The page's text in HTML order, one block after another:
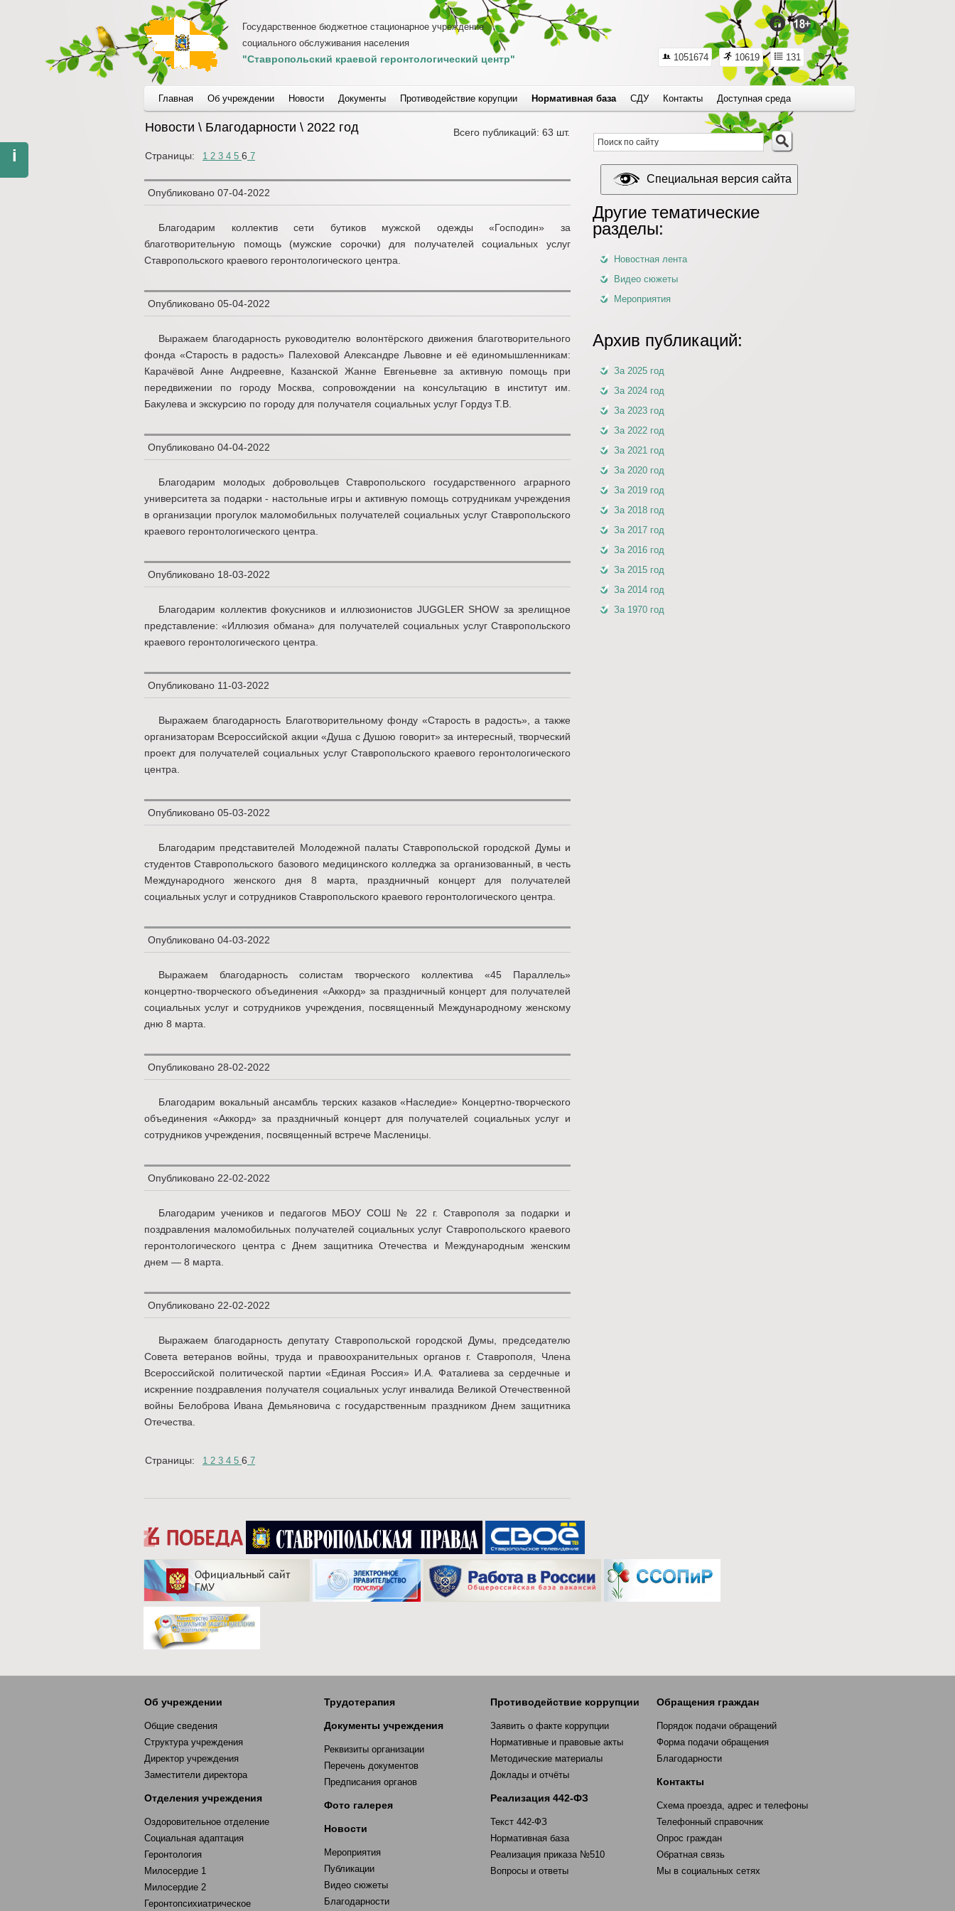
Государственное бюджетное стационарное учреждение
социального обслуживания населения
"Ставропольский краевой геронтологический центр" 1051674 10619 131
i
Главная Об учреждении Новости Документы Противодействие корупции Нормативная база СДУ Контакты Доступная среда
Новости \ Благодарности \ 2022 год Всего публикаций: 63 шт.
Страницы: 1 2 3 4 5 6 7
Опубликовано 07-04-2022
Благодарим коллектив сети бутиков мужской одежды «Господин» за
благотворительную помощь (мужские сорочки) для получателей социальных услуг
Ставропольского краевого геронтологического центра.
Опубликовано 05-04-2022
Выражаем благодарность руководителю волонтёрского движения благотворительного
фонда «Старость в радость» Палеховой Александре Львовне и её единомышленникам:
Карачёвой Анне Андреевне, Казанской Жанне Евгеньевне за активную помощь при
передвижении по городу Москва, сопровождении на консультацию в институт им.
Бакулева и экскурсию по городу для получателя социальных услуг Гордуз Т.В.
Опубликовано 04-04-2022
Благодарим молодых добровольцев Ставропольского государственного аграрного
университета за подарки - настольные игры и активную помощь сотрудникам учреждения
в организации прогулок маломобильных получателей социальных услуг Ставропольского
краевого геронтологического центра.
Опубликовано 18-03-2022
Благодарим коллектив фокусников и иллюзионистов JUGGLER SHOW за зрелищное
представление: «Иллюзия обмана» для получателей социальных услуг Ставропольского
краевого геронтологического центра.
Опубликовано 11-03-2022
Выражаем благодарность Благотворительному фонду «Старость в радость», а также
организаторам Всероссийской акции «Душа с Душою говорит» за интересный, творческий
проект для получателей социальных услуг Ставропольского краевого геронтологического
центра.
Опубликовано 05-03-2022
Благодарим представителей Молодежной палаты Ставропольской городской Думы и
студентов Ставропольского базового медицинского колледжа за организованный, в честь
Международного женского дня 8 марта, праздничный концерт для получателей
социальных услуг и сотрудников Ставропольского краевого геронтологического центра.
Опубликовано 04-03-2022
Выражаем благодарность солистам творческого коллектива «45 Параллель»
концертно-творческого объединения «Аккорд» за праздничный концерт для получателей
социальных услуг и сотрудников учреждения, посвященный Международному женскому
дню 8 марта.
Опубликовано 28-02-2022
Благодарим вокальный ансамбль терских казаков «Наследие» Концертно-творческого
объединения «Аккорд» за праздничный концерт для получателей социальных услуг и
сотрудников учреждения, посвященный встрече Масленицы.
Опубликовано 22-02-2022
Благодарим учеников и педагогов МБОУ СОШ № 22 г. Ставрополя за подарки и
поздравления маломобильных получателей социальных услуг Ставропольского краевого
геронтологического центра с Днем защитника Отечества и Международным женским
днем — 8 марта.
Опубликовано 22-02-2022
Выражаем благодарность депутату Ставропольской городской Думы, председателю
Совета ветеранов войны, труда и правоохранительных органов г. Ставрополя, Члена
Всероссийской политической партии «Единая Россия» И.А. Фаталиева за сердечные и
искренние поздравления получателя социальных услуг инвалида Великой Отечественной
войны Белоброва Ивана Демьяновича с государственным праздником Днем защитника
Отечества.
Страницы: 1 2 3 4 5 6 7
Специальная версия сайта
Другие тематические
разделы:
Новостная лента
Видео сюжеты
Мероприятия
Архив публикаций:
За 2025 год
За 2024 год
За 2023 год
За 2022 год
За 2021 год
За 2020 год
За 2019 год
За 2018 год
За 2017 год
За 2016 год
За 2015 год
За 2014 год
За 1970 год
Об учреждении
Общие сведения
Структура учреждения
Директор учреждения
Заместители директора
Отделения учреждения
Оздоровительное отделение
Социальная адаптация
Геронтология
Милосердие 1
Милосердие 2
Геронтопсихиатрическое
Трудотерапия
Документы учреждения
Реквизиты организации
Перечень документов
Предписания органов
Фото галерея
Новости
Мероприятия
Публикации
Видео сюжеты
Благодарности
Противодействие коррупции
Заявить о факте коррупции
Нормативные и правовые акты
Методические материалы
Доклады и отчёты
Реализация 442-ФЗ
Текст 442-ФЗ
Нормативная база
Реализация приказа №510
Вопросы и ответы
Обращения граждан
Порядок подачи обращений
Форма подачи обращения
Благодарности
Контакты
Схема проезда, адрес и телефоны
Телефонный справочник
Опрос граждан
Обратная связь
Мы в социальных сетях